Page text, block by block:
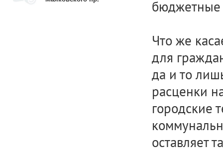
бюджетные
Что же
для
да и то
расценки
городские
оставляет